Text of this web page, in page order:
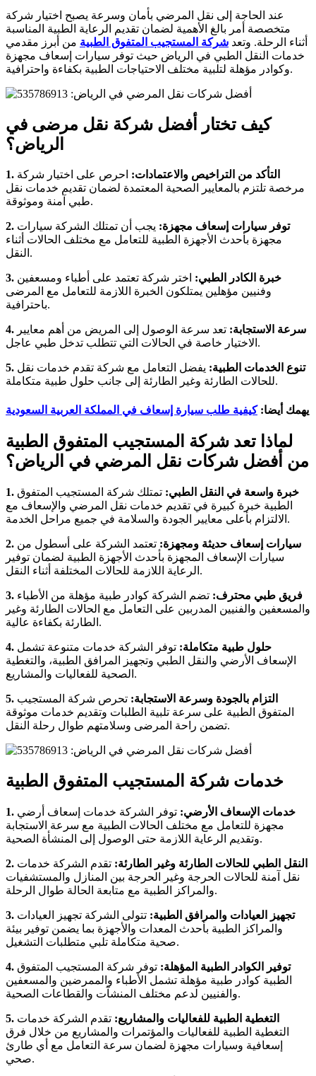
عند الحاجة إلى نقل المرضي بأمان وسرعة يصبح اختيار شركة
متخصصة أمر بالغ الأهمية لضمان تقديم الرعاية الطبية المناسبة
أثناء الرحلة. وتعد شركة المستجيب المتفوق الطبية من أبرز مقدمي
خدمات النقل الطبي في الرياض حيث توفر سيارات إسعاف مجهزة
وكوادر مؤهلة لتلبية مختلف الاحتياجات الطبية بكفاءة واحترافية.
كيف تختار أفضل شركة نقل مرضى في
الرياض؟
1. التأكد من التراخيص والاعتمادات: احرص على اختيار شركة
مرخصة تلتزم بالمعايير الصحية المعتمدة لضمان تقديم خدمات نقل
طبي آمنة وموثوقة.
2. توفر سيارات إسعاف مجهزة: يجب أن تمتلك الشركة سيارات
مجهزة بأحدث الأجهزة الطبية للتعامل مع مختلف الحالات أثناء
النقل.
3. خبرة الكادر الطبي: اختر شركة تعتمد على أطباء ومسعفين
وفنيين مؤهلين يمتلكون الخبرة اللازمة للتعامل مع المرضى
باحترافية.
4. سرعة الاستجابة: تعد سرعة الوصول إلى المريض من أهم معايير
الاختيار خاصة في الحالات التي تتطلب تدخل طبي عاجل.
5. تنوع الخدمات الطبية: يفضل التعامل مع شركة تقدم خدمات نقل
للحالات الطارئة وغير الطارئة إلى جانب حلول طبية متكاملة.
يهمك أيضا:كيفية طلب سيارة إسعاف في المملكة العربية السعودية
لماذا تعد شركة المستجيب المتفوق الطبية
من أفضل شركات نقل المرضي في الرياض؟
1. خبرة واسعة في النقل الطبي: تمتلك شركة المستجيب المتفوق
الطبية خبرة كبيرة في تقديم خدمات نقل المرضي والإسعاف مع
الالتزام بأعلى معايير الجودة والسلامة في جميع مراحل الخدمة.
2. سيارات إسعاف حديثة ومجهزة: تعتمد الشركة على أسطول من
سيارات الإسعاف المجهزة بأحدث الأجهزة الطبية لضمان توفير
الرعاية اللازمة للحالات المختلفة أثناء النقل.
3. فريق طبي محترف: تضم الشركة كوادر طبية مؤهلة من الأطباء
والمسعفين والفنيين المدربين على التعامل مع الحالات الطارئة وغير
الطارئة بكفاءة عالية.
4. حلول طبية متكاملة: توفر الشركة خدمات متنوعة تشمل
الإسعاف الأرضي والنقل الطبي وتجهيز المرافق الطبية، والتغطية
الصحية للفعاليات والمشاريع.
5. التزام بالجودة وسرعة الاستجابة: تحرص شركة المستجيب
المتفوق الطبية على سرعة تلبية الطلبات وتقديم خدمات موثوقة
تضمن راحة المرضى وسلامتهم طوال رحلة النقل.
خدمات شركة المستجيب المتفوق الطبية
1. خدمات الإسعاف الأرضي: توفر الشركة خدمات إسعاف أرضي
مجهزة للتعامل مع مختلف الحالات الطبية مع سرعة الاستجابة
وتقديم الرعاية اللازمة حتى الوصول إلى المنشأة الصحية.
2. النقل الطبي للحالات الطارئة وغير الطارئة: تقدم الشركة خدمات
نقل آمنة للحالات الحرجة وغير الحرجة بين المنازل والمستشفيات
والمراكز الطبية مع متابعة الحالة طوال الرحلة.
3. تجهيز العيادات والمرافق الطبية: تتولى الشركة تجهيز العيادات
والمراكز الطبية بأحدث المعدات والأجهزة بما يضمن توفير بيئة
صحية متكاملة تلبي متطلبات التشغيل.
4. توفير الكوادر الطبية المؤهلة: توفر شركة المستجيب المتفوق
الطبية كوادر طبية مؤهلة تشمل الأطباء والممرضين والمسعفين
والفنيين لدعم مختلف المنشآت والقطاعات الصحية.
5. التغطية الطبية للفعاليات والمشاريع: تقدم الشركة خدمات
التغطية الطبية للفعاليات والمؤتمرات والمشاريع من خلال فرق
إسعافية وسيارات مجهزة لضمان سرعة التعامل مع أي طارئ
صحي.